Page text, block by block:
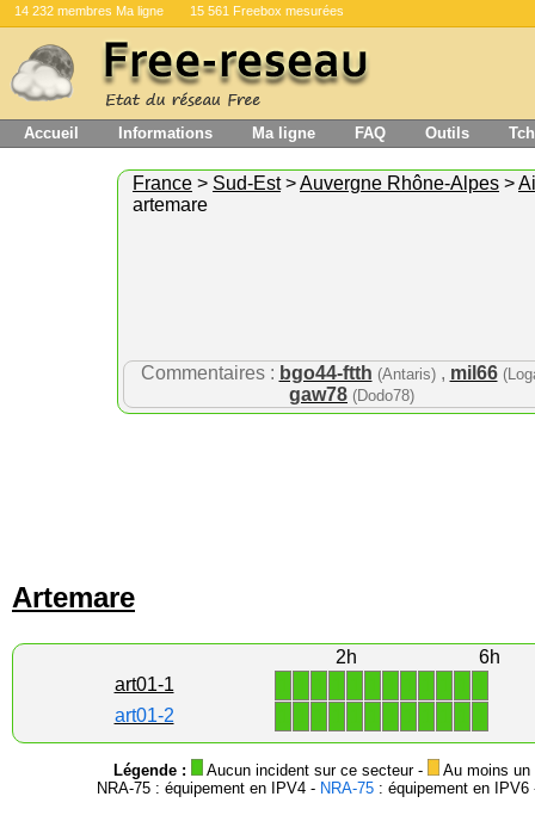
14 232 membres Ma ligne 15 561 Freebox mesurées
Accueil Informations Ma ligne FAQ Outils
France > Sud-Est>Auvergne Rhône-Alpes >
artemare
Commentaires : bgo44-ftth (Antaris), mil66
gaw78 (Dodo78)
Artemare
2h
6h
art01-1
art01-2
Légende : Aucun incident sur ce secteur -
Au moins
NRA-75 : équipement en IPV4 - NRA-75 : équipement en